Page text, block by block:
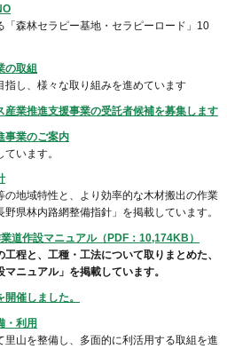
「森林セラピー基地・セラピーロード」10
の取組
指し、様々な取り組みを進めています
産業推進支援事業の受託者候補を募集します
事業のご案内
います。
の地域特性と、より効率的な木材搬出の作業
県林内路網整備指針」を掲載しています。
道作設マニュアル（PDF：10,174KB）
程と、工種・工法について取りまとめた、
マニュアル」を掲載しています。
催しました。
・利用
里山を整備し、多面的に利活用する取組を進